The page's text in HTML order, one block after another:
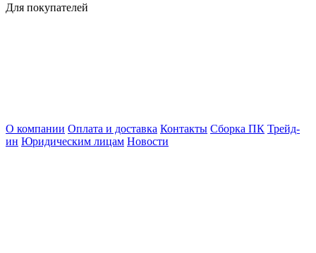
Для покупателей
О компании Оплата и доставка Контакты Сборка ПК Трейд-
ин Юридическим лицам Новости